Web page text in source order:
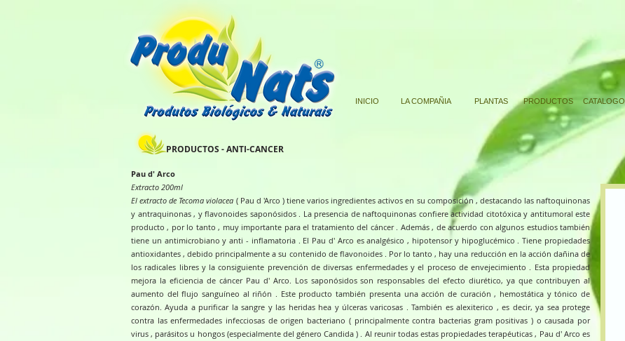
PRODUCTOS - ANTI-CANCER
INICIO LA COMPAÑIA PLANTAS PRODUCTOS CATALOGO
Pau d' Arco
Extracto 200ml
El extracto de Tecoma violacea ( Pau d 'Arco ) tiene varios ingredientes activos en su composición , destacando las naftoquinonas
y antraquinonas , y flavonoides saponósidos . La presencia de naftoquinonas confiere actividad citotóxica y antitumoral este
producto , por lo tanto , muy importante para el tratamiento del cáncer . Además , de acuerdo con algunos estudios también
tiene un antimicrobiano y anti - inflamatoria . El Pau d' Arco es analgésico , hipotensor y hipoglucémico . Tiene propiedades
antioxidantes , debido principalmente a su contenido de flavonoides . Por lo tanto , hay una reducción en la acción dañina de
los radicales libres y la consiguiente prevención de diversas enfermedades y el proceso de envejecimiento . Esta propiedad
mejora la eficiencia de cáncer Pau d' Arco. Los saponósidos son responsables del efecto diurético, ya que contribuyen al
aumento del flujo sanguíneo al riñón . Este producto también presenta una acción de curación , hemostática y tónico de
corazón. Ayuda a purificar la sangre y las heridas hea y úlceras varicosas . También es alexiterico , es decir, ya sea protege
contra las enfermedades infecciosas de origen bacteriano ( principalmente contra bacterias gram positivas ) o causada por
virus , parásitos u hongos (especialmente del género Candida ) . Al reunir todas estas propiedades terapéuticas , Pau d' Arco es